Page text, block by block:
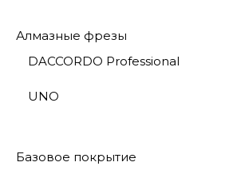
Алмазные фрезы
DACCORDO Professional
UNO
Базовое покрытие